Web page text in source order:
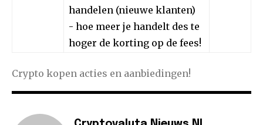
handelen (nieuwe klanten)
- hoe meer je handelt des te
hoger de korting op de fees!
Crypto kopen acties en aanbiedingen!